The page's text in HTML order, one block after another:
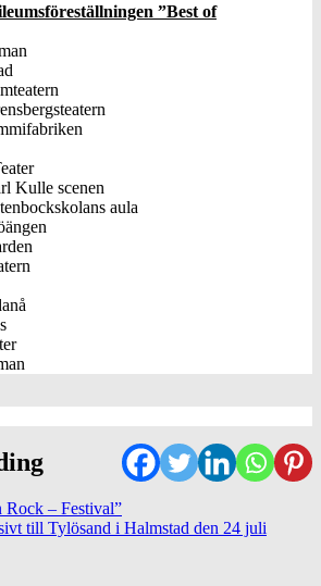
”Best of
Kulle scenen
aula
Rock – Festival”
till Tylösand i Halmstad den 24 juli